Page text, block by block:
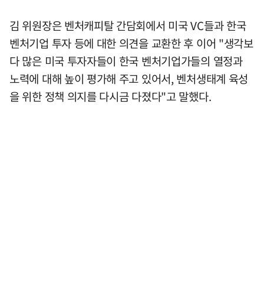
김 위원장은 벤처캐피탈 간담회에서 미국 VC들과 한국
벤처기업 투자 등에 대한 의견을 교환한 후 이어 "생각보
다 많은 미국 투자자들이 한국 벤처기업가들의 열정과
노력에 대해 높이 평가해 주고 있어서, 벤처생태계 육성
을 위한 정책 의지를 다시금 다졌다"고 말했다.